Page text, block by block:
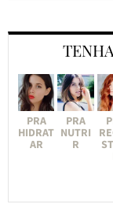
PRA
HIDRAT
AR
PRA
NUTRI
R